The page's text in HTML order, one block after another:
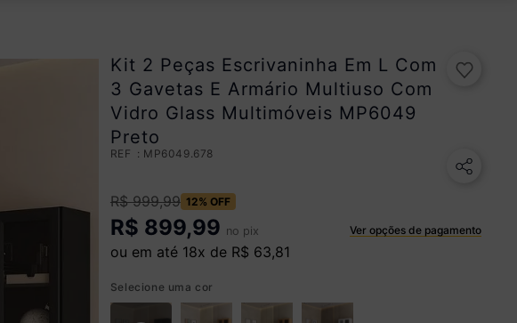
Kit 2 Peças Escrivaninha Em L Com
3 Gavetas E Armário Multiuso Com
Vidro Glass Multimóveis MP6049
Preto
: MP6049.678
R$ 999,99 12% OFF
R$ 899,99 no pix Ver opções de pagamento
ou em até 18x de R$ 63,81
Selecione uma cor